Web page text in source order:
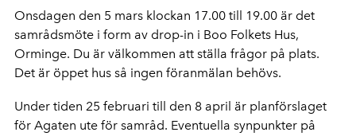
Onsdagen den 5 mars klockan 17.00 till 19.00 är det
samrådsmöte i form av drop-in i Boo Folkets Hus,
Orminge. Du är välkommen att ställa frågor på plats.
Det är öppet hus så ingen föranmälan behövs.
Under tiden 25 februari till den 8 april är planförslaget
för Agaten ute för samråd. Eventuella synpunkter på